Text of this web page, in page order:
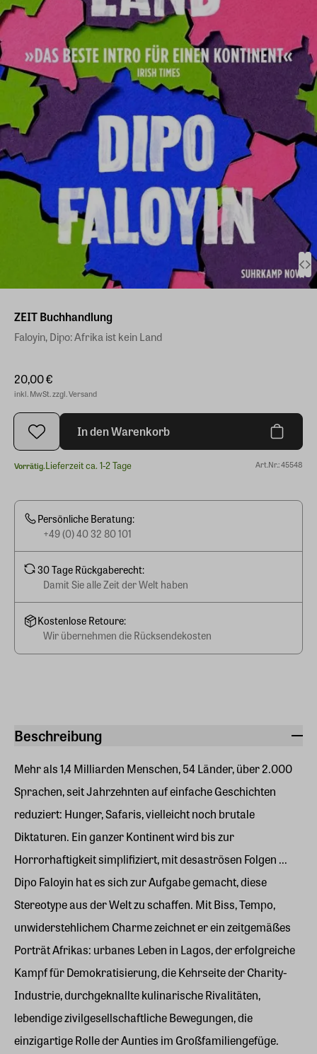
Beschreibung
Mehr als 1,4 Milliarden Menschen, 54 Länder, über 2.000
Sprachen, seit Jahrzehnten auf einfache Geschichten
reduziert: Hunger, Safaris, vielleicht noch brutale
Diktaturen. Ein ganzer Kontinent wird bis zur
Horrorhaftigkeit simplifiziert, mit desaströsen Folgen ...
Dipo Faloyin hat es sich zur Aufgabe gemacht, diese
Stereotype aus der Welt zu schaffen. Mit Biss, Tempo,
unwiderstehlichem Charme zeichnet er ein zeitgemäßes
Porträt Afrikas: urbanes Leben in Lagos, der erfolgreiche
Kampf für Demokratisierung, die Kehrseite der Charity-
Industrie, durchgeknallte kulinarische Rivalitäten,
lebendige zivilgesellschaftliche Bewegungen, die
einzigartige Rolle der Aunties im Großfamiliengefüge.
ZEIT Buchhandlung
Faloyin, Dipo: Afrika ist kein Land
20,00 €
inkl. MwSt. zzgl. Versand
In den Warenkorb
Vorrätig.Lieferzeit ca. 1-2 Tage Art.Nr.: 45548
Persönliche Beratung:
+49 (0) 40 32 80 101
30 Tage Rückgaberecht:
Damit Sie alle Zeit der Welt haben
Kostenlose Retoure:
Wir übernehmen die Rücksendekosten